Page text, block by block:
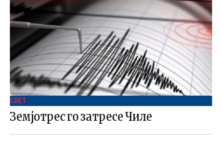
СВЕТ .
Земјотрес го затресе Чиле